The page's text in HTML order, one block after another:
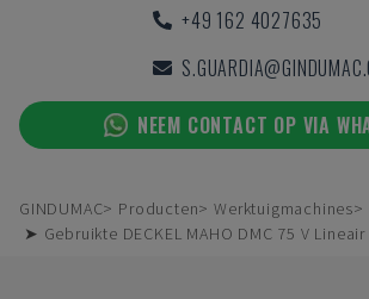
+49 162 4027635
NEEM CONTACT OP VIA
GINDUMAC Producten
Werktuigmachines
➤ Gebruikte DECKEL MAHO DMC 75 V